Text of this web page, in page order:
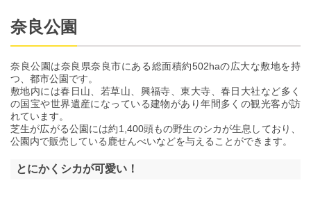
奈良公園
奈良公園は奈良県奈良市にある総面積約502haの広大な敷地を持
つ、都市公園です。
敷地内には春日山、若草山、興福寺、東大寺、春日大社など多く
の国宝や世界遺産になっている建物があり年間多くの観光客が訪
れています。
芝生が広がる公園には約1,400頭もの野生のシカが生息しており、
公園内で販売している鹿せんべいなどを与えることができます。
とにかくシカが可愛い！